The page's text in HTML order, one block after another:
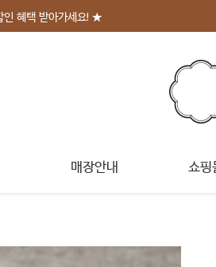
혜택 받아가세요! ★
매장안내 쇼핑